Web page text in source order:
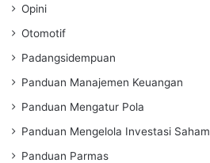
Opini
Otomotif
Padangsidempuan
Panduan Manajemen Keuangan
Panduan Mengatur Pola
Panduan Mengelola Investasi Saham
Panduan Parmas